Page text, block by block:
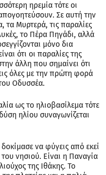
ηρεμία τότε οι
Σε αυτή την
τα Μυρτερά, τις παραλίες
το Πέρα Πηγάδι, αλλά
μόνο δια
ότι οι παραλίες της
άλλη που σημαίνει ότι
όλες με την πρώτη φορά
Οδυσσέα.
ως το ηλιοβασίλεμα τότε
ηλίου συναγωνίζεται
να φύγεις από εκεί
νησιού. Είναι η Παναγία
της Ιθάκης. Το